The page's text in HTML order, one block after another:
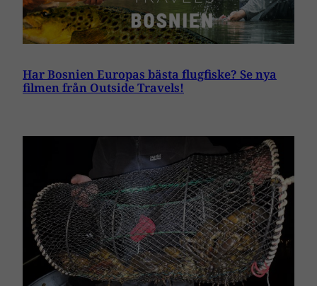
Har Bosnien Europas bästa flugfiske? Se nya
filmen från Outside Travels!